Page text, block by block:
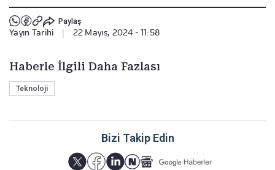
Paylaş
Yayın Tarihi 22 Mayıs, 2024 - 11:58
Haberle İlgili Daha Fazlası
Teknoloji
Bizi Takip Edin